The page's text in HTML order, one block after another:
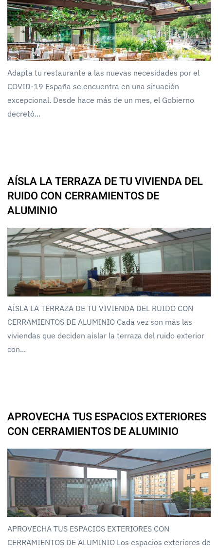
Adapta tu restaurante a las nuevas necesidades por el
COVID-19 España se encuentra en una situación
excepcional. Desde hace más de un mes, el Gobierno
decretó...
AÍSLA LA TERRAZA DE TU VIVIENDA DEL
RUIDO CON CERRAMIENTOS DE
ALUMINIO
AÍSLA LA TERRAZA DE TU VIVIENDA DEL RUIDO CON
CERRAMIENTOS DE ALUMINIO Cada vez son más las
viviendas que deciden aislar la terraza del ruido exterior
con...
APROVECHA TUS ESPACIOS EXTERIORES
CON CERRAMIENTOS DE ALUMINIO
APROVECHA TUS ESPACIOS EXTERIORES CON
CERRAMIENTOS DE ALUMINIO Los espacios exteriores de